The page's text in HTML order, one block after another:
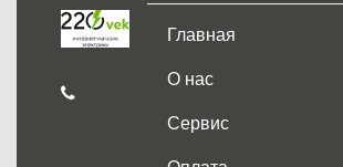
Главная
О нас
Сервис